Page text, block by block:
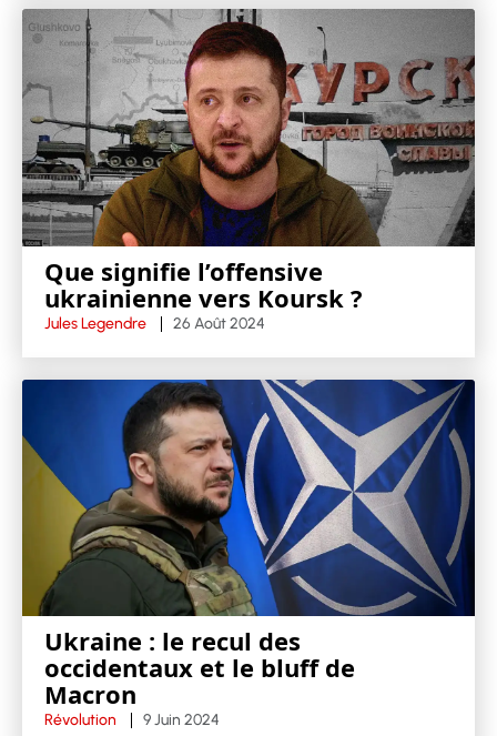
Que signifie l’offensive
ukrainienne vers Koursk ?
Jules Legendre 26 Août 2024
Ukraine : le recul des
occidentaux et le bluff de
Macron
Révolution 9 Juin 2024